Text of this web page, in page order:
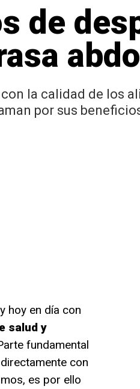
de
la calidad de los
por sus
hoy en día con
salud y
fundamental
con
es por ello